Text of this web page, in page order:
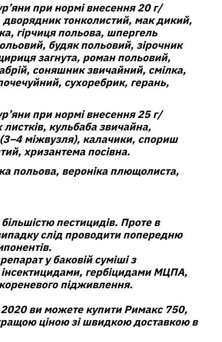
при нормі внесення 20 г/
дворядник тонколистий, мак дикий,
гірчиця польова, шпергель
будяк польовий, зірочник
загнута, роман польовий,
соняшник звичайний, смілка,
сухоребрик, герань,
при нормі внесення 25 г/
кульбаба звичайна,
міжвузля), калачики, спориш
хризантема посівна.
польова, вероніка плющолиста,
пестицидів. Проте в
слід проводити попередню
у баковій суміші з
гербіцидами МЦПА,
підживлення.
ви можете купитиРимакс 750,
ціною зі швидкою доставкою в